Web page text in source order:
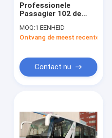
Professionele
Passagier 102 de
de 200
Literluchthaven met
MOQ:1 EENHEID
Ontvang de meest recente
Contact nu